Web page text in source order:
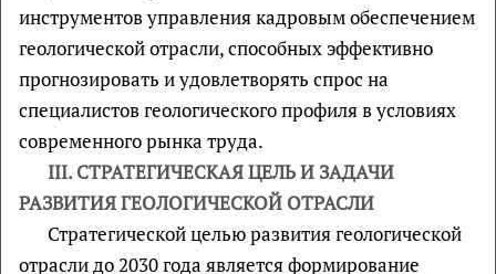
инструментов управления кадровым обеспечением
геологической отрасли, способных эффективно
прогнозировать и удовлетворять спрос на
специалистов геологического профиля в условиях
современного рынка труда.
III. СТРАТЕГИЧЕСКАЯ ЦЕЛЬ И ЗАДАЧИ
РАЗВИТИЯ ГЕОЛОГИЧЕСКОЙ ОТРАСЛИ
Стратегической целью развития геологической
отрасли до 2030 года является формирование